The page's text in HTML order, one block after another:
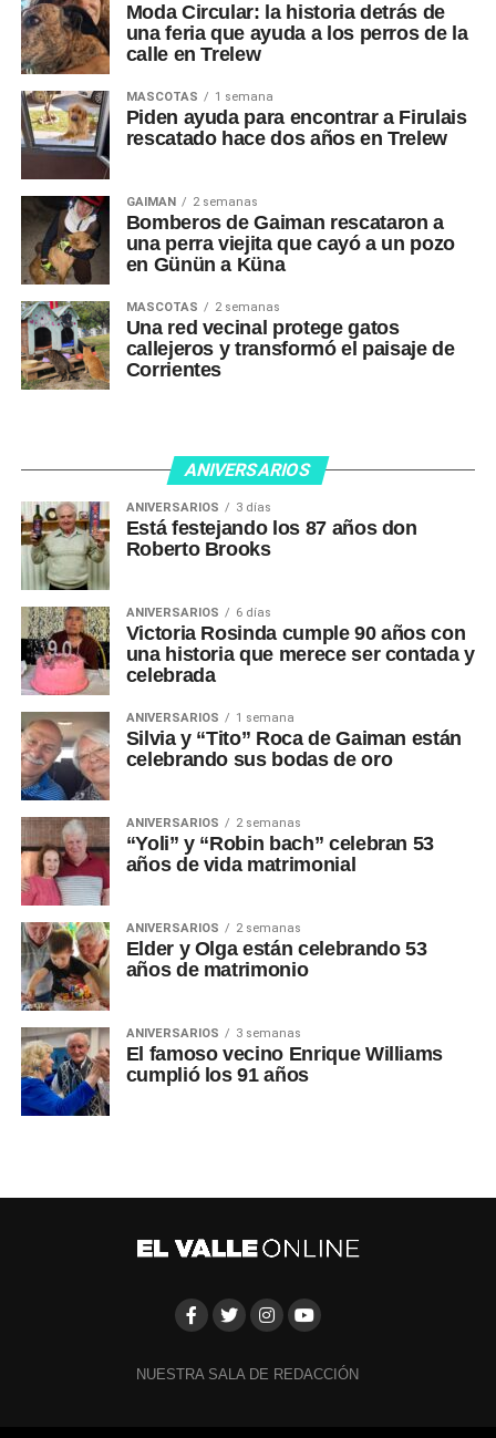
Moda Circular: la historia detrás de
una feria que ayuda a los perros de la
calle en Trelew
MASCOTAS 1 semana
Piden ayuda para encontrar a Firulais
rescatado hace dos años en Trelew
GAIMAN 2 semanas
Bomberos de Gaiman rescataron a
una perra viejita que cayó a un pozo
en Günün a Küna
MASCOTAS 2 semanas
Una red vecinal protege gatos
callejeros y transformó el paisaje de
Corrientes
ANIVERSARIOS
ANIVERSARIOS 3 días
Está festejando los 87 años don
Roberto Brooks
ANIVERSARIOS 6 días
Victoria Rosinda cumple 90 años con
una historia que merece ser contada y
celebrada
ANIVERSARIOS 1 semana
Silvia y “Tito” Roca de Gaiman están
celebrando sus bodas de oro
ANIVERSARIOS 2 semanas
“Yoli” y “Robin bach” celebran 53
años de vida matrimonial
ANIVERSARIOS 2 semanas
Elder y Olga están celebrando 53
años de matrimonio
ANIVERSARIOS 3 semanas
El famoso vecino Enrique Williams
cumplió los 91 años
NUESTRA SALA DE REDACCIÓN